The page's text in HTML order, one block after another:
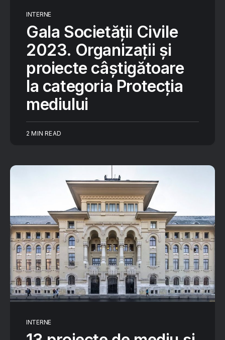
INTERNE
Gala Societății Civile
2023. Organizații și
proiecte câștigătoare
la categoria Protecția
mediului
2 MIN READ
INTERNE